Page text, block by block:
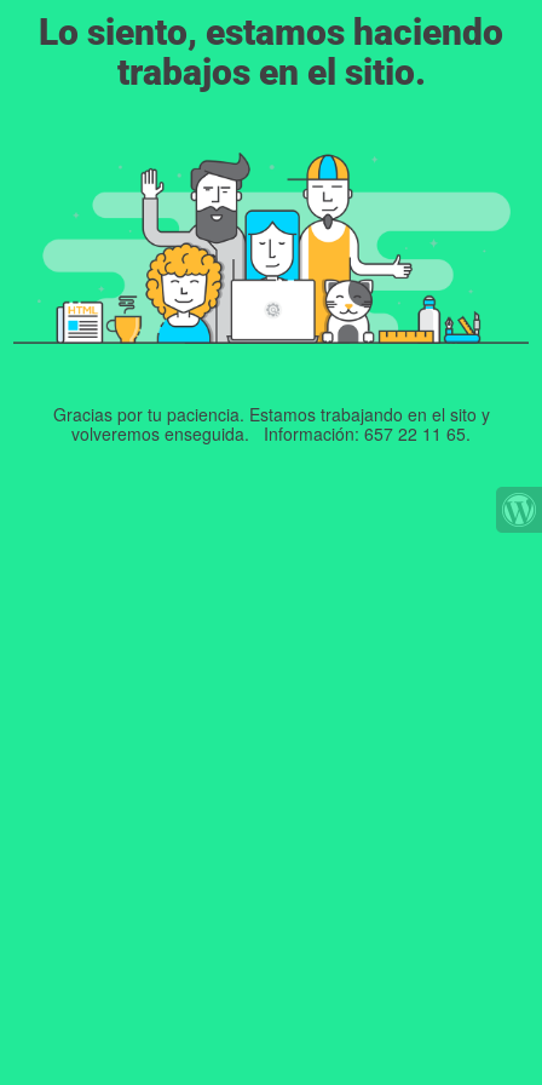
Lo siento, estamos haciendo
trabajos en el sitio.
Gracias por tu paciencia. Estamos trabajando en el sito y
volveremos enseguida. Información: 657 22 11 65.